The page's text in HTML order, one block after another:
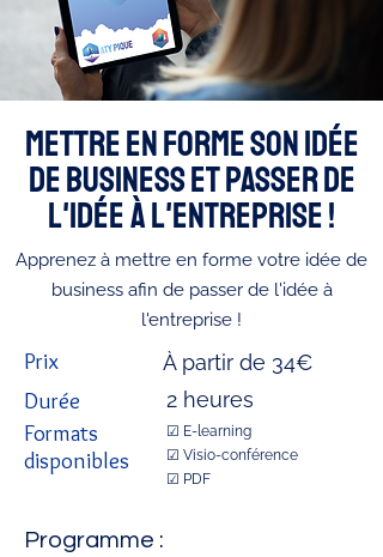
Mettre en forme son idée
de business et passer de
l'idée à l'entreprise !
Apprenez à mettre en forme votre idée de
business afin de passer de l'idée à
l'entreprise !
Prix
Durée
Formats
disponibles
À partir de 34€
2 heures
☑ E-learning
☑ Visio-conférence
☑ PDF
Programme :